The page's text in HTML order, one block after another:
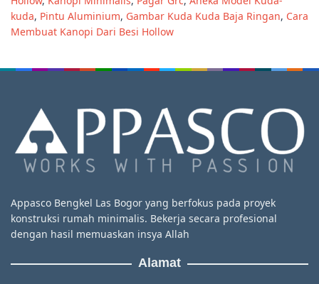
kuda, Pintu Aluminium, Gambar Kuda Kuda Baja Ringan, Cara
Membuat Kanopi Dari Besi Hollow
Appasco Bengkel Las Bogor yang berfokus pada proyek
konstruksi rumah minimalis. Bekerja secara profesional
dengan hasil memuaskan insya Allah
Alamat